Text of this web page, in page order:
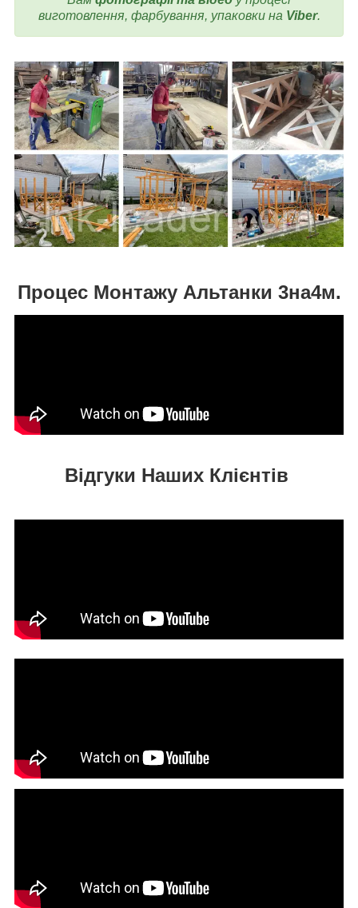
виготовлення, фарбування, упаковки на Viber.
Процес Монтажу Альтанки 3на4м.
Відгуки Наших Клієнтів